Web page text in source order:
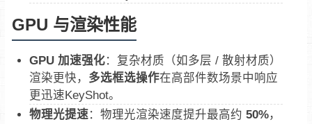
GPU 与渲染性能
GPU 加速强化：复杂材质（如多层 / 散射材质）
渲染更快， 多选框选操作在高部件数场景中响应
更迅速KeyShot。
物理光提速：物理光渲染速度提升最高约 50%，